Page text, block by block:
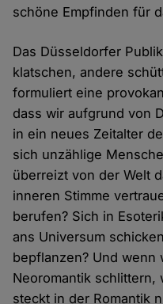
schöne Empfinden für
Das Düsseldorfer
klatschen, andere
formuliert eine
dass wir aufgrund von
in ein neues Zeitalter
sich unzählige
überreizt von der Welt
inneren Stimme
berufen? Sich in
ans Universum
bepflanzen? Und wenn
Neoromantik schlittern,
steckt in der Romantik